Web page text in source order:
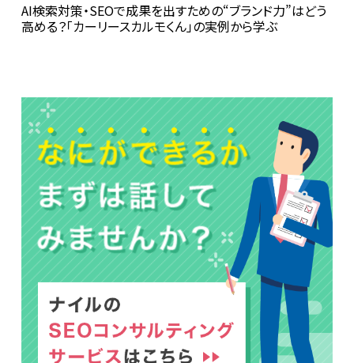
AI検索対策・SEOで成果を出すための“ブランド力”はどう
高める？――「カーリースカルモくん」の実例から学ぶ